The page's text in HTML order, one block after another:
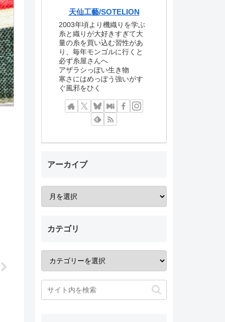
天仙工藝/SOTELION
2003年頃より機織りを学ぶ
糸と織りが大好きすぎて大
量の糸を買い込む習性があ
り、毎年モンゴルに行くと
必ず糸屋さんへ
アザラシっぽい生き物
寒さにはめっぽう強いがす
ぐ風邪をひく
アーカイブ
カテゴリ